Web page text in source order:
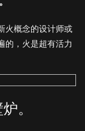
火概念的设计师或
的，火是超有活力
。